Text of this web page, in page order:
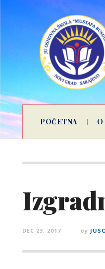
POČETNA O
DEC 23, 2017 by